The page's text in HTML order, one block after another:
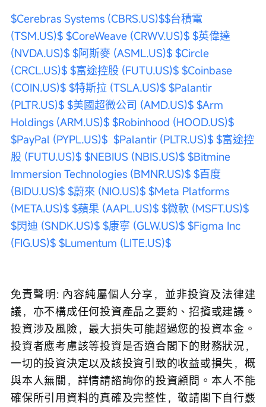
$Cerebras Systems (CBRS.US)$$台積電
(TSM.US)$ $CoreWeave (CRWV.US)$ $英偉達
(NVDA.US)$ $阿斯麥 (ASML.US)$ $Circle
(CRCL.US)$ $富途控股 (FUTU.US)$ $Coinbase
(COIN.US)$ $特斯拉 (TSLA.US)$ $Palantir
(PLTR.US)$ $美國超微公司 (AMD.US)$ $Arm
Holdings (ARM.US)$ $Robinhood (HOOD.US)$
$PayPal (PYPL.US)$ $Palantir (PLTR.US)$ $富途控
股 (FUTU.US)$ $NEBIUS (NBIS.US)$ $Bitmine
Immersion Technologies (BMNR.US)$ $百度
(BIDU.US)$ $蔚來 (NIO.US)$ $Meta Platforms
(META.US)$ $蘋果 (AAPL.US)$ $微軟 (MSFT.US)$
$閃迪 (SNDK.US)$ $康寧 (GLW.US)$ $Figma Inc
(FIG.US)$ $Lumentum (LITE.US)$
免責聲明: 內容純屬個人分享，並非投資及法律建
議，亦不構成任何投資產品之要約、招攬或建議。
投資涉及風險，最大損失可能超過您的投資本金。
投資者應考慮該等投資是否適合閣下的財務狀況，
一切的投資決定以及該投資引致的收益或損失，概
與本人無關，詳情請諮詢你的投資顧問。本人不能
確保所引用資料的真確及完整性，敬請閣下自行覈